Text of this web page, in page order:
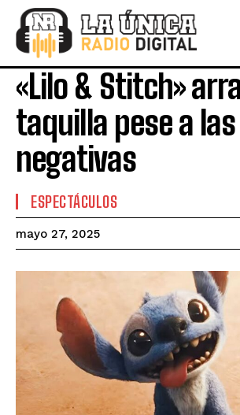
«Lilo & Stitch»
taquilla pese a
negativas
ESPECTÁCULOS
mayo 27, 2025